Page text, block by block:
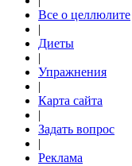
Все о целлюлите
|
Диеты
|
Упражнения
|
Карта сайта
|
Задать вопрос
|
Реклама